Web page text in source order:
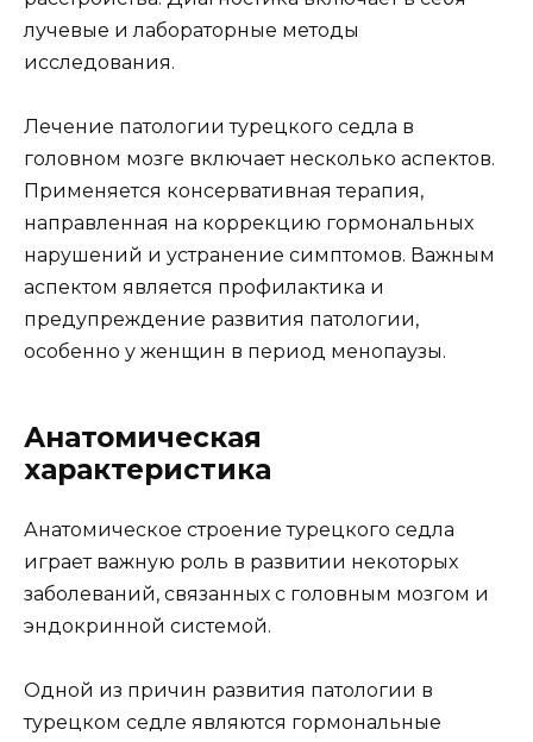
лучевые и лабораторные методы
исследования.
Лечение патологии турецкого седла в
головном мозге включает несколько аспектов.
Применяется консервативная терапия,
направленная на коррекцию гормональных
нарушений и устранение симптомов. Важным
аспектом является профилактика и
предупреждение развития патологии,
особенно у женщин в период менопаузы.
Анатомическая
характеристика
Анатомическое строение турецкого седла
играет важную роль в развитии некоторых
заболеваний, связанных с головным мозгом и
эндокринной системой.
Одной из причин развития патологии в
турецком седле являются гормональные